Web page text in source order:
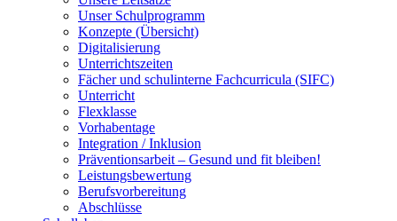
Unser Schulprogramm
Konzepte (Übersicht)
Digitalisierung
Unterrichtszeiten
Fächer und schulinterne Fachcurricula (SIFC)
Unterricht
Flexklasse
Vorhabentage
Integration / Inklusion
Präventionsarbeit – Gesund und fit bleiben!
Leistungsbewertung
Berufsvorbereitung
Abschlüsse